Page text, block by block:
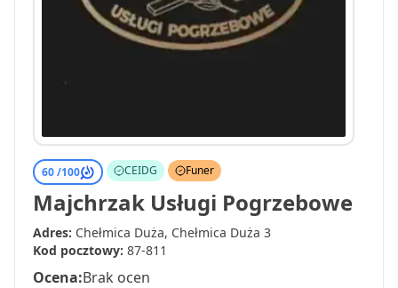
60 /100 CEIDG Funer
Majchrzak Usługi Pogrzebowe
Adres: Chełmica Duża, Chełmica Duża 3
Kod pocztowy: 87-811
Ocena:Brak ocen